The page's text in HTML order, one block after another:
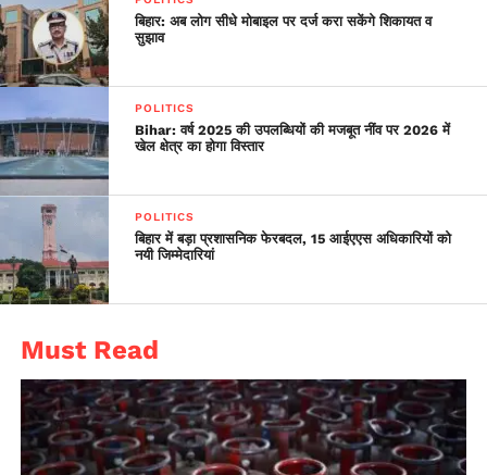
बिहार: अब लोग सीधे मोबाइल पर दर्ज करा सकेंगे शिकायत व
सुझाव
POLITICS
Bihar: वर्ष 2025 की उपलब्धियों की मजबूत नींव पर 2026 में
खेल क्षेत्र का होगा विस्तार
POLITICS
बिहार में बड़ा प्रशासनिक फेरबदल, 15 आईएएस अधिकारियों को
नयी जिम्मेदारियां
Must Read